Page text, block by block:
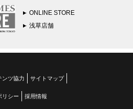
ONLINE STORE
浅草店舗
ンツ協力 サイトマップ
リシー 採用情報